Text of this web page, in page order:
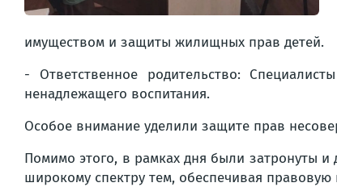
имуществом и защиты жилищных прав детей.
- Ответственное родительство:
ненадлежащего воспитания.
Особое внимание уделили защите прав
Помимо этого, в рамках дня были затронуты
широкому спектру тем, обеспечивая